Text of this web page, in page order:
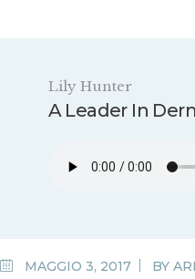
Lily Hunter
A Leader In
MAGGIO 3, 2017 BY